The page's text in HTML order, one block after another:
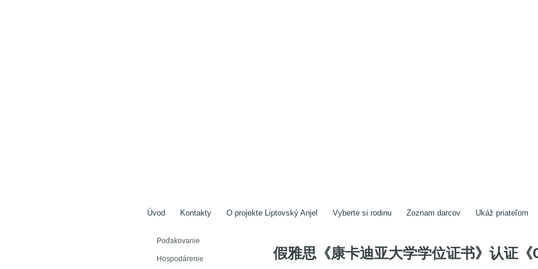
Úvod Kontakty O projekte Liptovský Anjel Vyberte si rodinu Zoznam darcov Ukáž priateľom
Poďakovanie
Hospodárenie 假雅思《康卡迪亚大学学位证书》认证